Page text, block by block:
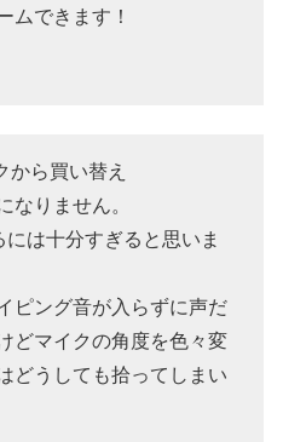
ムできます！
から買い替え
なりません。
は十分すぎると思いま
ピング音が入らずに声だ
どマイクの角度を色々変
どうしても拾ってしまい